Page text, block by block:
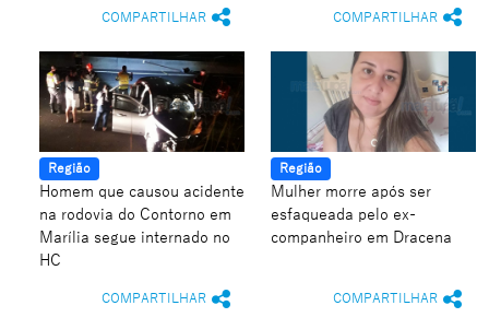
COMPARTILHAR COMPARTILHAR
Região
Homem que causou acidente
na rodovia do Contorno em
Marília segue internado no
HC
COMPARTILHAR
Região
Mulher morre após ser
esfaqueada pelo ex-
companheiro em Dracena
COMPARTILHAR